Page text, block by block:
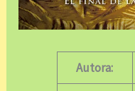
Autora: